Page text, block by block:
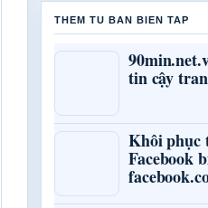
THEM TU BAN BIEN TAP
tin cậy
Khôi phục
Facebook